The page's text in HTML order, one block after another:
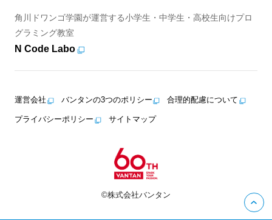
角川ドワンゴ学園が運営する小学生・中学生・高校生向けプロ
グラミング教室
N Code Labo
運営会社 バンタンの3つのポリシー 合理的配慮について
プライバシーポリシー サイトマップ
©株式会社バンタン